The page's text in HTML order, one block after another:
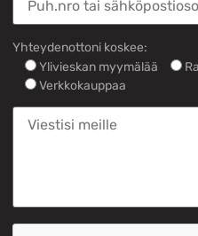
Yhteydenottoni koskee:
Ylivieskan myymälää
Verkkokauppaa